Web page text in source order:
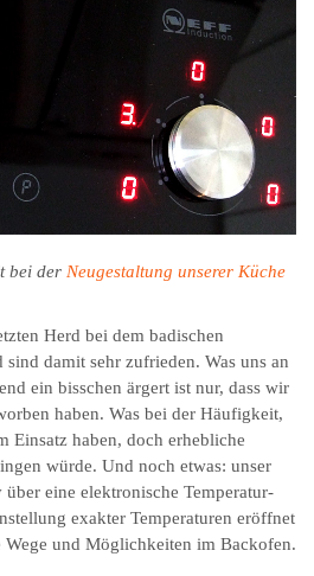
bei der Neugestaltung unserer Küche
Herd bei dem badischen
damit sehr zufrieden. Was uns an
ein bisschen ärgert ist nur, dass wir
haben. Was bei der Häufigkeit,
Einsatz haben, doch erhebliche
würde. Und noch etwas: unser
eine elektronische Temperatur-
exakter Temperaturen eröffnet
und Möglichkeiten im Backofen.